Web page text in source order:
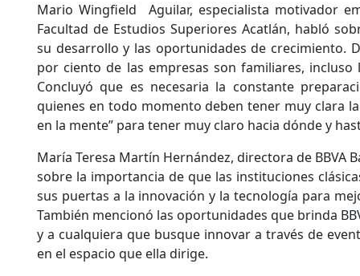
Mario Wingfield Aguilar, especialista motivador
Facultad de Estudios Superiores Acatlán, habló
su desarrollo y las oportunidades de crecimiento.
por ciento de las empresas son familiares,
Concluyó que es necesaria la constante
quienes en todo momento deben tener muy clara
en la mente” para tener muy claro hacia dónde y
María Teresa Martín Hernández, directora de BBVA
sobre la importancia de que las instituciones
sus puertas a la innovación y la tecnología para
También mencionó las oportunidades que brinda
y a cualquiera que busque innovar a través de
en el espacio que ella dirige.